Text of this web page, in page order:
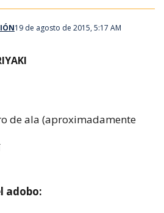
19 de agosto de 2015, 5:17 AM
de ala (aproximadamente
adobo: